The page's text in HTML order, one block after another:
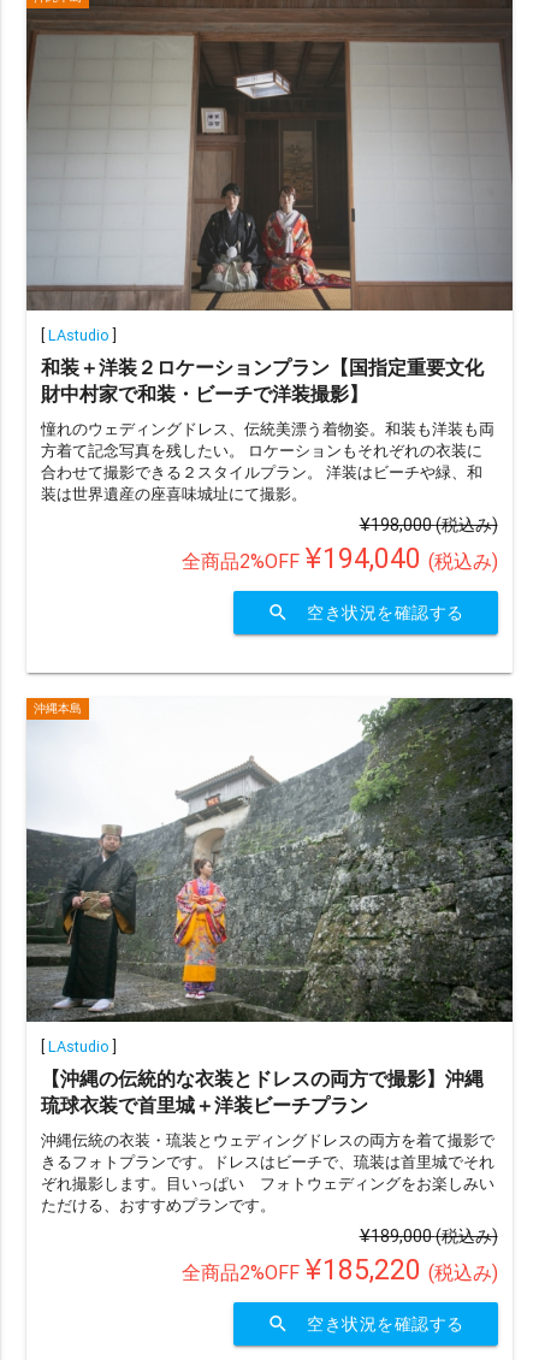
[LAstudio]
和装＋洋装２ロケーションプラン【国指定重要文化
財中村家で和装・ビーチで洋装撮影】
憧れのウェディングドレス、伝統美漂う着物姿。和装も洋装も両
方着て記念写真を残したい。 ロケーションもそれぞれの衣装に
合わせて撮影できる２スタイルプラン。 洋装はビーチや緑、和
装は世界遺産の座喜味城址にて撮影。
¥198,000(税込み)
全商品2%OFF ¥194,040 (税込み)
search 空き状況を確認する
沖縄本島
[LAstudio]
【沖縄の伝統的な衣装とドレスの両方で撮影】沖縄
琉球衣装で首里城＋洋装ビーチプラン
沖縄伝統の衣装・琉装とウェディングドレスの両方を着て撮影で
きるフォトプランです。ドレスはビーチで、琉装は首里城でそれ
ぞれ撮影します。目いっぱい フォトウェディングをお楽しみい
ただける、おすすめプランです。
¥189,000(税込み)
全商品2%OFF ¥185,220 (税込み)
search 空き状況を確認する
201カット以上
撮影地2か所
オプションで選ぶ
ドローン
衣装2着目
その他（限定や割引）で選ぶ
ainowa限定
chevron_right
検索する(400 plans)